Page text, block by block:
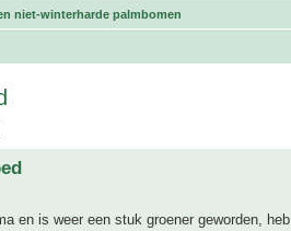
niet-winterharde palmbomen
en is weer een stuk groener geworden, heb